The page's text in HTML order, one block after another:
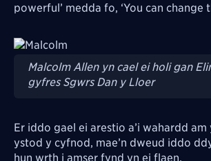
powerful’ medda fo, ‘You can change
Image
Malcolm Allen yn cael ei holi gan
gyfres Sgwrs Dan y Lloer
Er iddo gael ei arestio a’i wahardd
ystod y cyfnod, mae’n dweud iddo
hun wrth i amser fynd yn ei flaen.